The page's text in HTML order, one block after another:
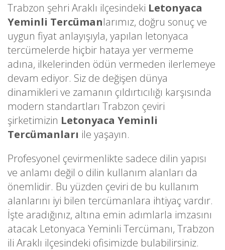
Trabzon şehri Araklı ilçesindeki Letonyaca
Yeminli Tercümanlarımız, doğru sonuç ve
uygun fiyat anlayışıyla, yapılan letonyaca
tercümelerde hiçbir hataya yer vermeme
adına, ilkelerinden ödün vermeden ilerlemeye
devam ediyor. Siz de değişen dünya
dinamikleri ve zamanın çıldırtıcılığı karşısında
modern standartları Trabzon çeviri
şirketimizin Letonyaca Yeminli
Tercümanları ile yaşayın.
Profesyonel çevirmenlikte sadece dilin yapısı
ve anlamı değil o dilin kullanım alanları da
önemlidir. Bu yüzden çeviri de bu kullanım
alanlarını iyi bilen tercümanlara ihtiyaç vardır.
İşte aradığınız, altına emin adımlarla imzasını
atacak Letonyaca Yeminli Tercümanı, Trabzon
ili Araklı ilçesindeki ofisimizde bulabilirsiniz.